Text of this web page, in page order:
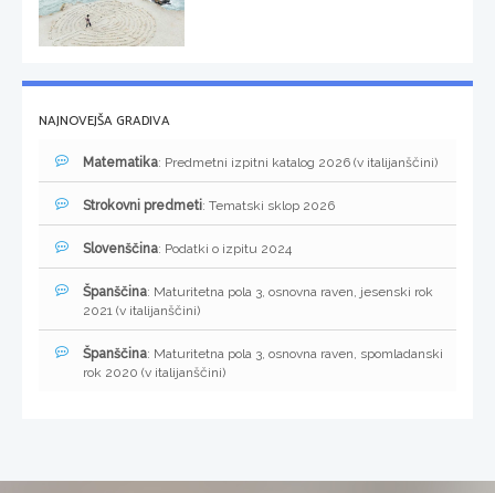
NAJNOVEJŠA GRADIVA
Matematika: Predmetni izpitni katalog 2026 (v italijanščini)
Strokovni predmeti: Tematski sklop 2026
Slovenščina: Podatki o izpitu 2024
Španščina: Maturitetna pola 3, osnovna raven, jesenski rok
2021 (v italijanščini)
Španščina: Maturitetna pola 3, osnovna raven, spomladanski
rok 2020 (v italijanščini)